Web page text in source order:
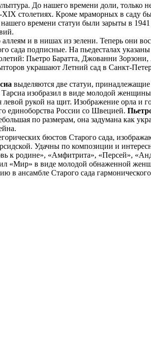
До нашего времени доли, только
столетиях. Кроме мраморных в саду
времени статуи были зарыты в 1941
и в нишах из зелени. Теперь они
сада подписные. На пьедесталах
Пьетро Баратта, Джованни
украшают Летний сад в Санкт-
выделяются две статуи,
Тарсиа изобразил в виде молодой
левой рукой на щит. Изображение орла и
единоборства России со Швецией.
по размерам, она задумана как
бюстов Старого сада,
Удачны по композиции и
к родине», «Амфитрита», «Персей»,
«Мир» в виде молодой обнаженной
в ансамбле Старого сада